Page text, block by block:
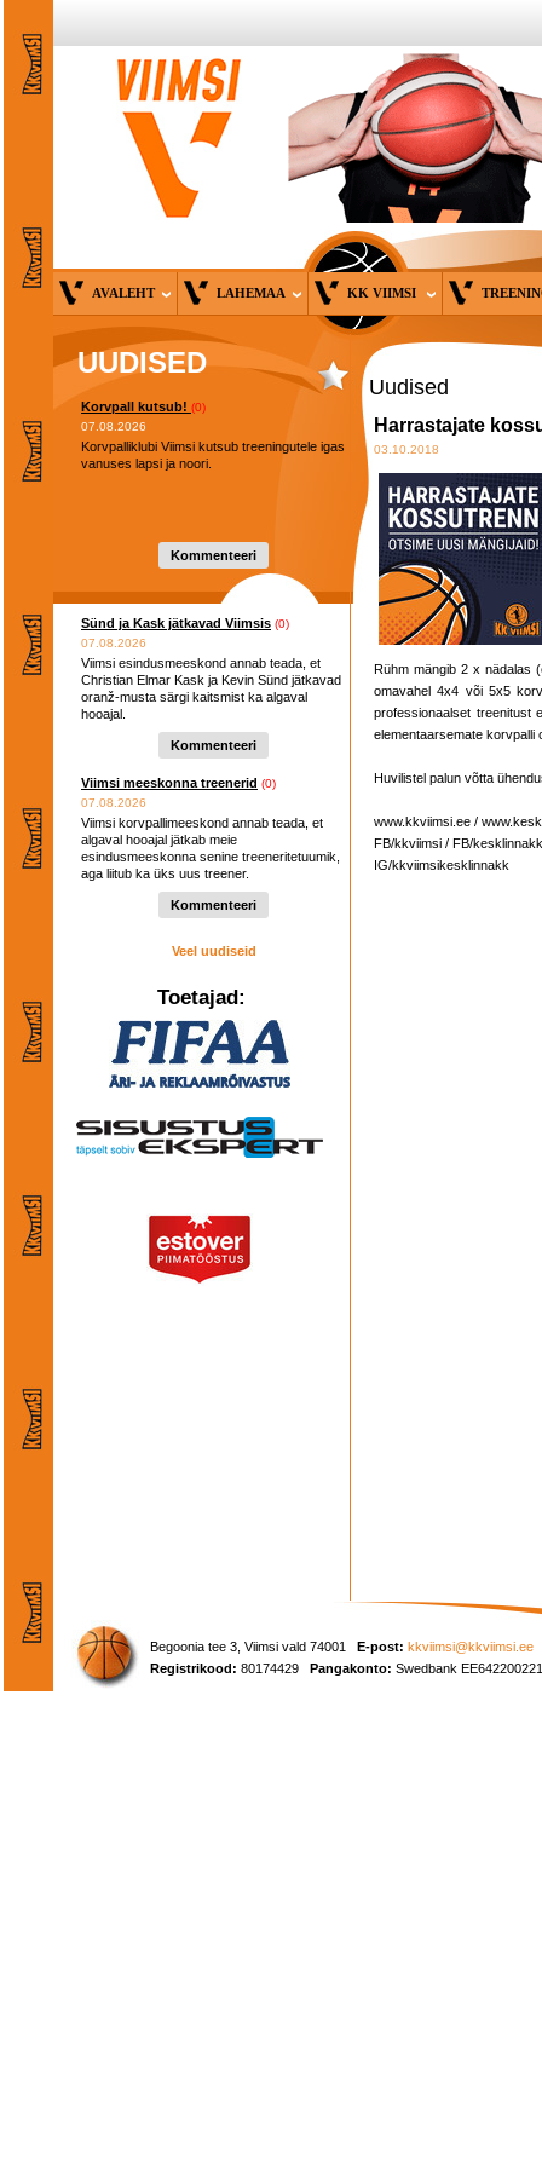
AVALEHT LAHEMAA KK VIIMSI
UUDISED
Korvpall kutsub! (0)
07.08.2026
Korvpalliklubi Viimsi kutsub treeningutele igas
vanuses lapsi ja noori.
Kommenteeri
Sünd ja Kask jätkavad Viimsis (0)
07.08.2026
Viimsi esindusmeeskond annab teada, et
Christian Elmar Kask ja Kevin Sünd jätkavad
oranž-musta särgi kaitsmist ka algaval
hooajal.
Kommenteeri
Viimsi meeskonna treenerid (0)
07.08.2026
Viimsi korvpallimeeskond annab teada, et
algaval hooajal jätkab meie
esindusmeeskonna senine treeneritetuumik,
aga liitub ka üks uus treener.
Kommenteeri
Veel uudiseid
Toetajad:
Uudised
Harrastajate
03.10.2018
Rühm mängib 2 x nädalas
omavahel 4x4 või 5x5
professionaalset treenitust
elementaarsemate korvpalli
Huvilistel palun võtta
www.kkviimsi.ee /
FB/kkviimsi / FB/kesklinnakk
IG/kkviimsikesklinnakk
Begoonia tee 3, Viimsi vald 74001 E-post: kkviimsi@kkviimsi.ee
Registrikood: 80174429 Pangakonto: Swedbank